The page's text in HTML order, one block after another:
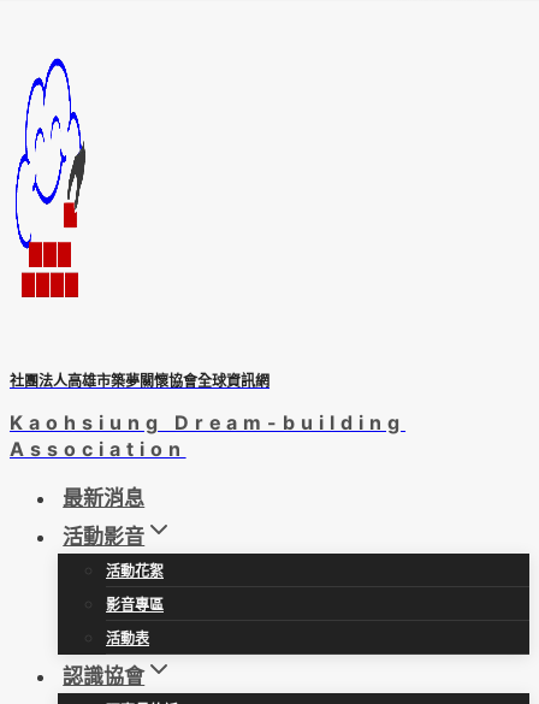
content
社團法人高雄市築夢關懷協會全球資訊網
Kaohsiung Dream-building
Association
最新消息
活動影音
活動花絮
影音專區
活動表
認識協會